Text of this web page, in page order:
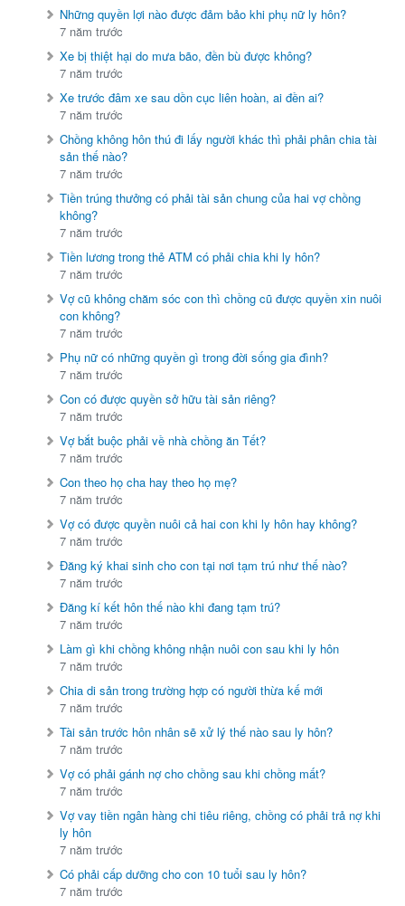
Những quyền lợi nào được đảm bảo khi phụ nữ ly hôn?
7 năm trước
Xe bị thiệt hại do mưa bão, đền bù được không?
7 năm trước
Xe trước đâm xe sau dồn cục liên hoàn, ai đền ai?
7 năm trước
Chồng không hôn thú đi lấy người khác thì phải phân chia tài
sản thế nào?
7 năm trước
Tiền trúng thưởng có phải tài sản chung của hai vợ chồng
không?
7 năm trước
Tiền lương trong thẻ ATM có phải chia khi ly hôn?
7 năm trước
Vợ cũ không chăm sóc con thì chồng cũ được quyền xin nuôi
con không?
7 năm trước
Phụ nữ có những quyền gì trong đời sống gia đình?
7 năm trước
Con có được quyền sở hữu tài sản riêng?
7 năm trước
Vợ bắt buộc phải về nhà chồng ăn Tết?
7 năm trước
Con theo họ cha hay theo họ mẹ?
7 năm trước
Vợ có được quyền nuôi cả hai con khi ly hôn hay không?
7 năm trước
Đăng ký khai sinh cho con tại nơi tạm trú như thế nào?
7 năm trước
Đăng kí kết hôn thế nào khi đang tạm trú?
7 năm trước
Làm gì khi chồng không nhận nuôi con sau khi ly hôn
7 năm trước
Chia di sản trong trường hợp có người thừa kế mới
7 năm trước
Tài sản trước hôn nhân sẽ xử lý thế nào sau ly hôn?
7 năm trước
Vợ có phải gánh nợ cho chồng sau khi chồng mất?
7 năm trước
Vợ vay tiền ngân hàng chi tiêu riêng, chồng có phải trả nợ khi
ly hôn
7 năm trước
Có phải cấp dưỡng cho con 10 tuổi sau ly hôn?
7 năm trước